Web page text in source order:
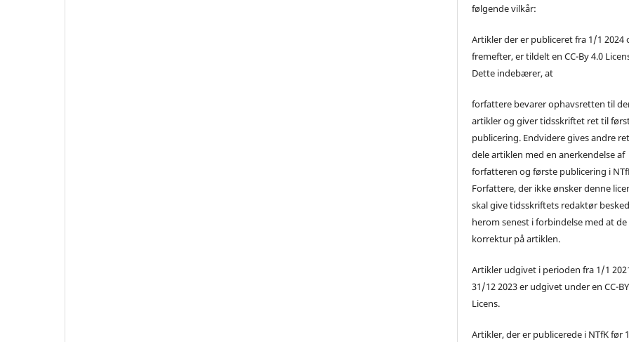
følgende vilkår:
Artikler der er publiceret fra 1/1 2024
fremefter, er tildelt en CC-By 4.0
Dette indebærer, at
forfattere bevarer ophavsretten til
artikler og giver tidsskriftet ret til
publicering. Endvidere gives andre
dele artiklen med en anerkendelse af
forfatteren og første publicering i
Forfattere, der ikke ønsker denne
skal give tidsskriftets redaktør besked
herom senest i forbindelse med at
korrektur på artiklen.
Artikler udgivet i perioden fra 1/1
31/12 2023 er udgivet under en CC-
Licens.
Artikler, der er publicerede i NTfK før